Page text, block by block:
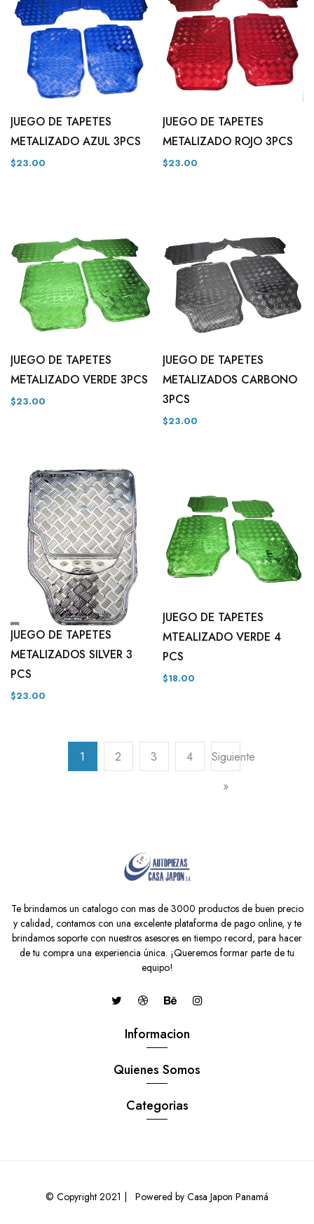
JUEGO DE TAPETES
METALIZADO AZUL 3PCS
$23.00
JUEGO DE TAPETES
METALIZADO ROJO 3PCS
$23.00
JUEGO DE TAPETES
METALIZADO VERDE 3PCS
$23.00
JUEGO DE TAPETES
METALIZADOS CARBONO
3PCS
$23.00
JUEGO DE TAPETES
METALIZADOS SILVER 3
PCS
$23.00
JUEGO DE TAPETES
MTEALIZADO VERDE 4
PCS
$18.00
1 2 3 4
Siguiente
»
Te brindamos un catalogo con mas de 3000 productos de buen precio
y calidad, contamos con una excelente plataforma de pago online, y te
brindamos soporte con nuestros asesores en tiempo record, para hacer
de tu compra una experiencia única. ¡Queremos formar parte de tu
equipo!
Informacion
Quienes Somos
Categorias
© Copyright 2021 | Powered by Casa Japon Panamá